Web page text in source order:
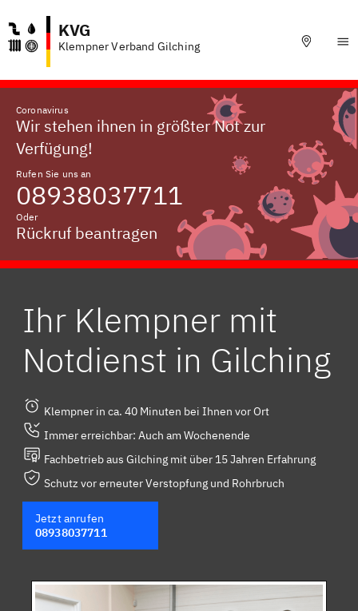
KVG
Klempner Verband Gilching
Coronavirus
Wir stehen ihnen in größter Not zur
Verfügung!
Rufen Sie uns an
08938037711
Oder
Rückruf beantragen
Ihr Klempner mit
Notdienst in Gilching
Klempner in ca. 40 Minuten bei Ihnen vor Ort
Immer erreichbar: Auch am Wochenende
Fachbetrieb aus Gilching mit über 15 Jahren Erfahrung
Schutz vor erneuter Verstopfung und Rohrbruch
Jetzt anrufen
08938037711